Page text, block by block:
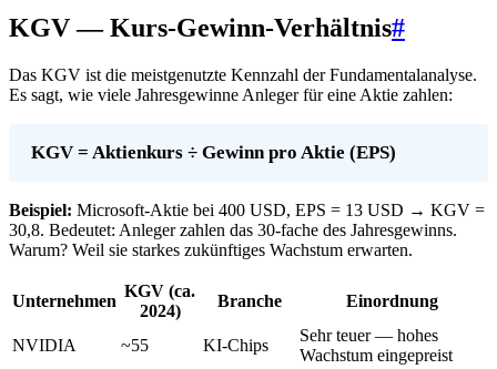
KGV — Kurs-Gewinn-Verhältnis#
Das KGV ist die meistgenutzte Kennzahl der Fundamentalanalyse.
Es sagt, wie viele Jahresgewinne Anleger für eine Aktie zahlen:
KGV = Aktienkurs ÷ Gewinn pro Aktie (EPS)
Beispiel: Microsoft-Aktie bei 400 USD, EPS = 13 USD → KGV =
30,8. Bedeutet: Anleger zahlen das 30-fache des Jahresgewinns.
Warum? Weil sie starkes zukünftiges Wachstum erwarten.
Unternehmen
KGV (ca.
2024)
Branche Einordnung
NVIDIA ~55 KI-Chips
Sehr teuer — hohes
Wachstum eingepreist